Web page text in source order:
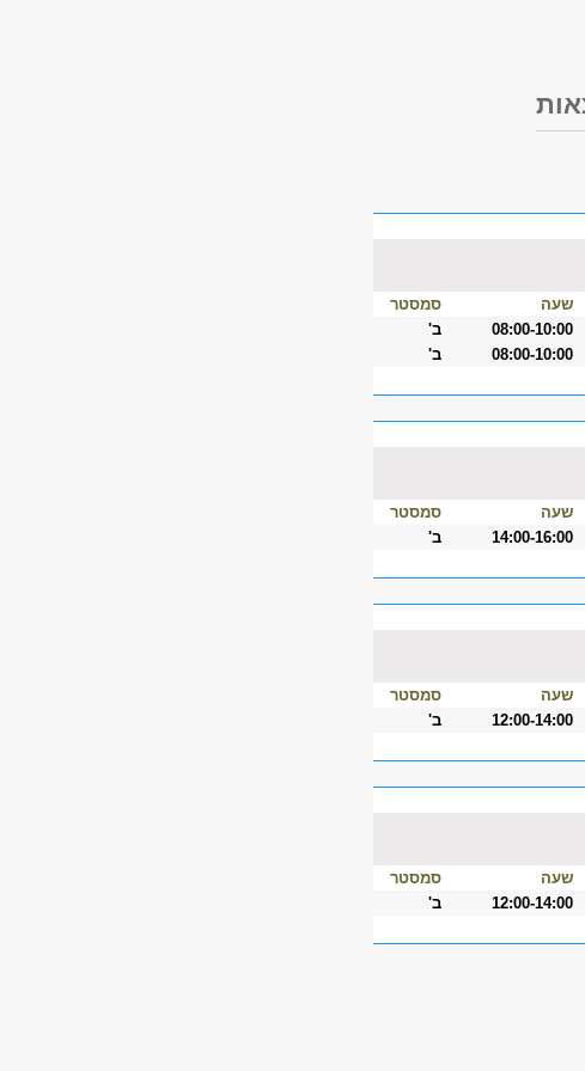
שעה
סמסטר
08:00-10:00
ב'
08:00-10:00
ב'
שעה
סמסטר
14:00-16:00
ב'
שעה
סמסטר
12:00-14:00
ב'
שעה
סמסטר
12:00-14:00
ב'